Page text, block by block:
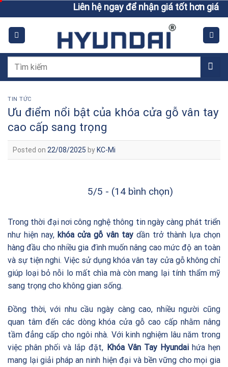
to
content
Liên hệ ngay để nhận giá tốt hơn giá niêm yết
Tìm
TIN TỨC
Ưu điểm nổi bật của khóa cửa gỗ vân tay
cao cấp sang trọng
Posted on 22/08/2025 by KC-Mi
5/5 - (14 bình chọn)
Trong thời đại nơi công nghệ thông tin ngày càng phát triển
như hiện nay,khóa cửa gỗ vân taydần trở thành lựa chọn
hàng đầu cho nhiều gia đình muốn nâng cao mức độ an toàn
và sự tiện nghi. Việc sử dụng khóa vân tay cửa gỗ không chỉ
giúp loại bỏ nỗi lo mất chìa mà còn mang lại tính thẩm mỹ
sang trọng cho không gian sống.
Đồng thời, với nhu cầu ngày càng cao, nhiều người cũng
quan tâm đến các dòng khóa cửa gỗ cao cấp nhằm nâng
tầm đẳng cấp cho ngôi nhà. Với kinh nghiệm lâu năm trong
việc phân phối và lắp đặt, Khóa Vân Tay Hyundaihứa hẹn
mang lại giải pháp an ninh hiện đại và bền vững cho mọi gia